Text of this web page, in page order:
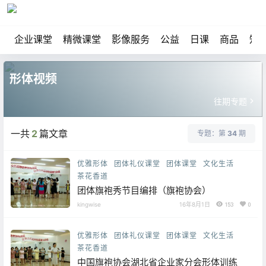
企业课堂 精微课堂 影像服务 公益 日课 商品 知
形体视频
往期专题
一共 2篇文章 专题：第 34 期
优雅形体 团体礼仪课堂 团体课堂
文化生活
茶花香道
团体旗袍秀节目编排（旗袍协会）
kingwise 16年8月1日 153 0
优雅形体 团体礼仪课堂 团体课堂
文化生活
茶花香道
中国旗袍协会湖北省企业家分会形体训练